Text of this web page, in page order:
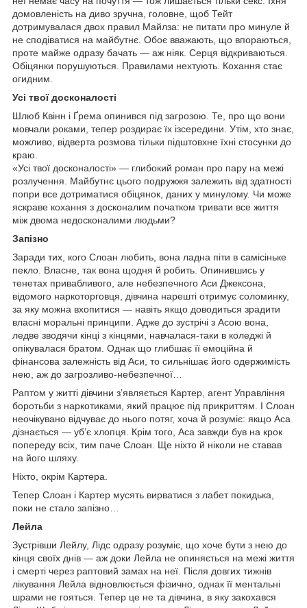
домовленість на диво зручна, головне, щоб Тейт
дотримувалася двох правил Майлза: не питати про минуле й
не сподіватися на майбутнє. Обоє вважають, що впораються,
проте майже одразу бачать — аж ніяк. Серця відкриваються.
Обіцянки порушуються. Правилами нехтують. Кохання стає
огидним.
Усі твої досконалості
Шлюб Квінн і Ґрема опинився під загрозою. Те, про що вони
мовчали роками, тепер роздирає їх ізсередини. Утім, хто знає,
можливо, відверта розмова тільки підштовхне їхні стосунки до
краю.
«Усі твої досконалості» — глибокий роман про пару на межі
розлучення. Майбутнє цього подружжя залежить від здатності
попри все дотриматися обіцянок, даних у минулому. Чи може
яскраве кохання з досконалим початком тривати все життя
між двома недосконалими людьми?
Запізно
Заради тих, кого Слоан любить, вона ладна піти в самісіньке
пекло. Власне, так вона щодня й робить. Опинившись у
тенетах привабливого, але небезпечного Аси Джексона,
відомого наркоторговця, дівчина нарешті отримує соломинку,
за яку можна вхопитися — навіть якщо доводиться зрадити
власні моральні принципи. Адже до зустрічі з Асою вона,
ледве зводячи кінці з кінцями, навчалася-таки в коледжі й
опікувалася братом. Однак що глибшає її емоційна й
фінансова залежність від Аси, то сильнішає його одержимість
нею, аж до загрозливо-небезпечної…
Раптом у житті дівчини з’являється Картер, агент Управління
боротьби з наркотиками, який працює під прикриттям. І Слоан
неочікувано відчуває до нього потяг, хоча й розуміє: якщо Аса
дізнається — уб’є хлопця. Крім того, Аса завжди був на крок
попереду всіх, тим паче Слоан. Ще ніхто й ніколи не ставав
на його шляху.
Ніхто, окрім Картера.
Тепер Слоан і Картер мусять вирватися з лабет покидька,
поки не стало запізно…
Лейла
Зустрівши Лейлу, Лідс одразу розуміє, що хоче бути з нею до
кінця своїх днів — аж доки Лейла не опиняється на межі життя
і смерті через раптовий замах на неї. Після довгих тижнів
лікування Лейла відновлюється фізично, однак її ментальні
шрами не гояться. Тепер це не та дівчина, в яку закохався